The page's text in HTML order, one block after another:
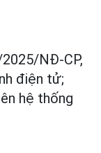
NĐ-CP,
điện tử;
hệ thống